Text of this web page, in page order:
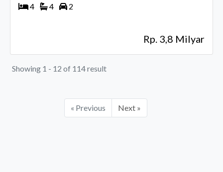
4
4 2
Rp. 3,8 Milyar
Showing 1 - 12 of 114 result
« Previous Next »